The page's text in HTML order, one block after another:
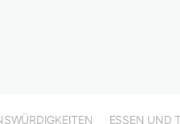
ESSEN UND